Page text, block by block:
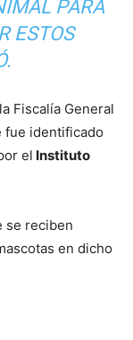
PARA
ESTOS
Fiscalía General
fue identificado
el Instituto
se reciben
en dicho